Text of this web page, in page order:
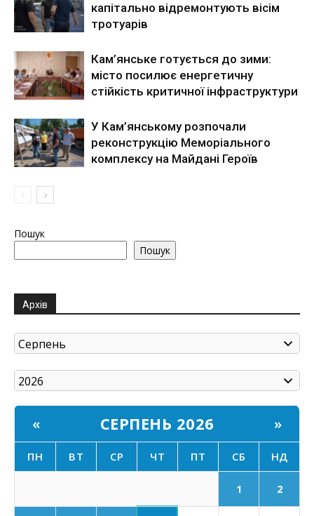
капітально відремонтують вісім
тротуарів
Кам’янське готується до зими:
місто посилює енергетичну
стійкість критичної інфраструктури
У Кам’янському розпочали
реконструкцію Меморіального
комплексу на Майдані Героїв
Пошук
Пошук
Архів
« СЕРПЕНЬ 2026 »
ПН ВТ СР ЧТ ПТ СБ НД
1 2